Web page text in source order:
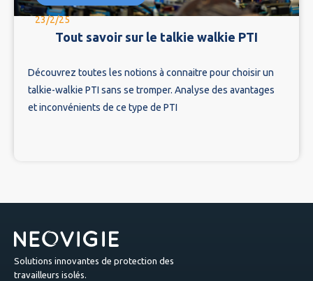
23/2/25
Tout savoir sur le talkie walkie PTI
Découvrez toutes les notions à connaitre pour choisir un
talkie-walkie PTI sans se tromper. Analyse des avantages
et inconvénients de ce type de PTI
Solutions innovantes de protection des
travailleurs isolés.